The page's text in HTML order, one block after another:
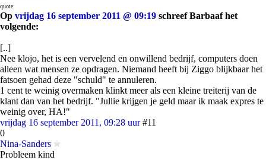
quote:
Op vrijdag 16 september 2011 @ 09:19 schreef Barbaaf het
volgende:
[..]
Nee klojo, het is een vervelend en onwillend bedrijf, computers doen
alleen wat mensen ze opdragen. Niemand heeft bij Ziggo blijkbaar het
fatsoen gehad deze "schuld" te annuleren.
1 cent te weinig overmaken klinkt meer als een kleine treiterij van de
klant dan van het bedrijf. "Jullie krijgen je geld maar ik maak expres te
weinig over, HA!"
vrijdag 16 september 2011, 09:28 uur #11
0
Nina-Sanders
Probleem kind